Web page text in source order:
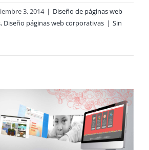
3, 2014 | Diseño de páginas web
, Diseño páginas web corporativas | Sin